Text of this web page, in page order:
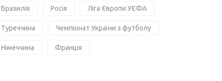
Бразилія Росія Ліга Європи УЄФА
Туреччина Чемпіонат України з футболу
Німеччина Франція